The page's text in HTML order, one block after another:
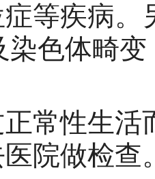
等疾病。
染色体畸
性生活
院做检查